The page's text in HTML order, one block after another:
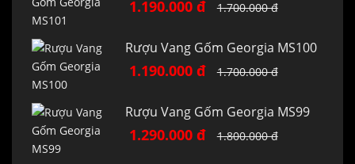
1.190.000 đ 1.700.000 đ
Rượu Vang Gốm Georgia MS100
1.190.000 đ 1.700.000 đ
Rượu Vang Gốm Georgia MS99
1.290.000 đ 1.800.000 đ